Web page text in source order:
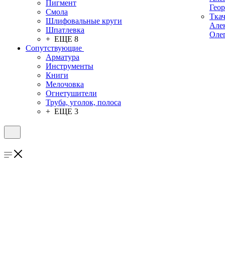
Пигмент
Смола
Шлифовальные круги
Шпатлевка
+ ЕЩЕ 8
Сопутствующие
Арматура
Инструменты
Книги
Мелочовка
Огнетушители
Труба, уголок, полоса
+ ЕЩЕ 3